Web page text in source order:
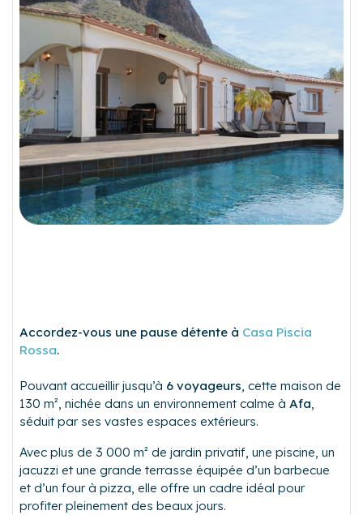
Accordez-vous une pause détente à Casa Piscia
Rossa.
Pouvant accueillir jusqu’à 6 voyageurs, cette maison de
130 m², nichée dans un environnement calme à Afa,
séduit par ses vastes espaces extérieurs.
Avec plus de 3 000 m² de jardin privatif, une piscine, un
jacuzzi et une grande terrasse équipée d’un barbecue
et d’un four à pizza, elle offre un cadre idéal pour
profiter pleinement des beaux jours.